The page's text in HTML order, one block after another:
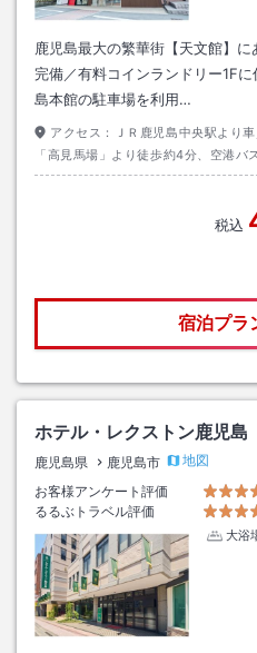
鹿児島最大の繁華街【天文館】に
完備／有料コインランドリー1F
島本館の駐車場を利用…
アクセス：
ＪＲ鹿児島中央駅より
「高見馬場」より徒歩約4分、空港バ
島空港からは、連絡バスにて所要５０
税込
宿泊プラ
ホテル・レクストン鹿児島
鹿児島県 鹿児島市
地図
お客様アンケート評価
るるぶトラベル評価
大浴